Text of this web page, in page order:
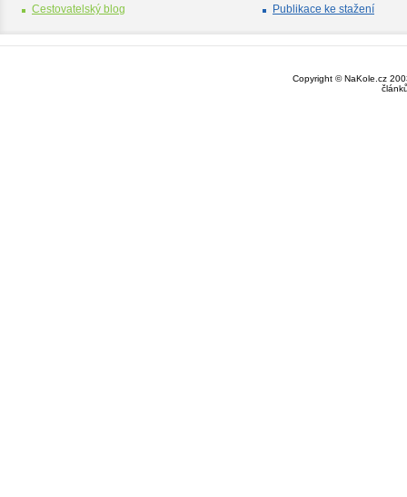
Cestovatelský blog
Publikace ke stažení
Copyright © NaKole.cz